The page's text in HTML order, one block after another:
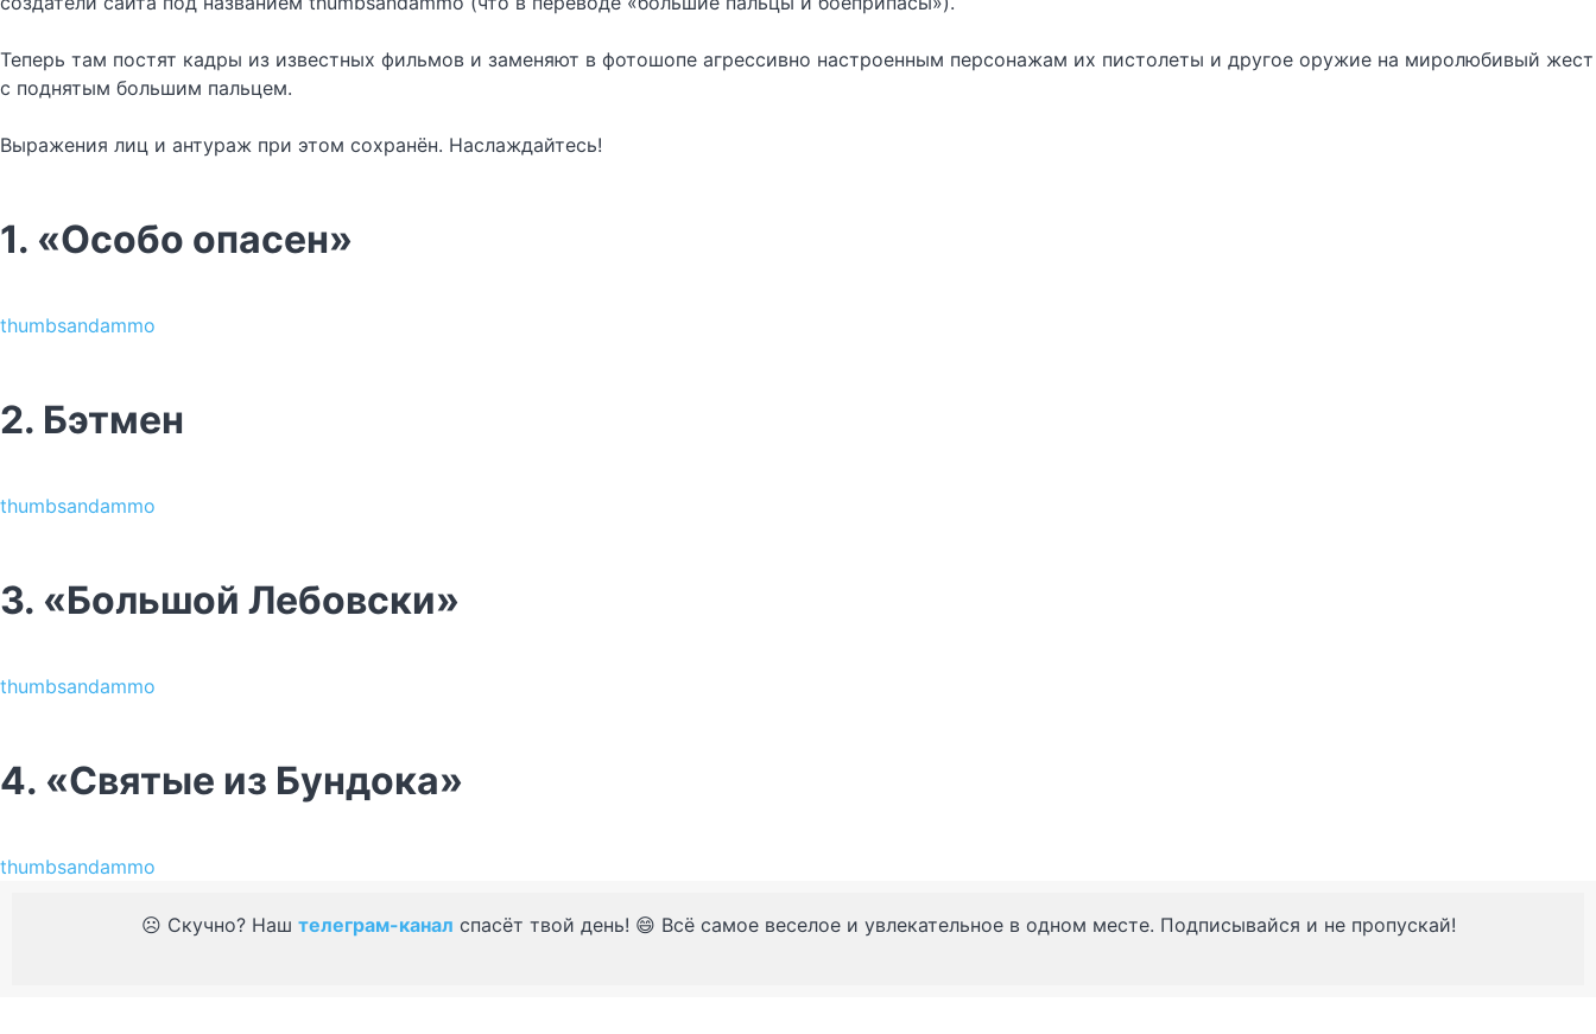
Теперь там постят кадры из известных фильмов и заменяют в фотошопе агрессивно настроенным персонажам их пистолеты и другое оружие на миролюбивый жест
с поднятым большим пальцем.
Выражения лиц и антураж при этом сохранён. Наслаждайтесь!
1. «Особо опасен»
thumbsandammo
2. Бэтмен
thumbsandammo
3. «Большой Лебовски»
thumbsandammo
4. «Святые из Бундока»
thumbsandammo
☹️ Скучно? Наш телеграм-канал спасёт твой день! 😄 Всё самое веселое и увлекательное в одном месте. Подписывайся и не пропускай!